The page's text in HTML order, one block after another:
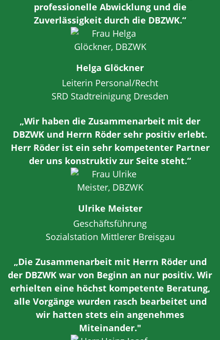
professionelle Abwicklung und die
Zuverlässigkeit durch die DBZWK.“
Helga Glöckner
Leiterin Personal/Recht
SRD Stadtreinigung Dresden
„Wir haben die Zusammenarbeit mit der
DBZWK und Herrn Röder sehr positiv erlebt.
Herr Röder ist ein sehr kompetenter Partner
der uns konstruktiv zur Seite steht.“
Ulrike Meister
Geschäftsführung
Sozialstation Mittlerer Breisgau
„Die Zusammenarbeit mit Herrn Röder und
der DBZWK war von Beginn an nur positiv. Wir
erhielten eine höchst kompetente Beratung,
alle Vorgänge wurden rasch bearbeitet und
wir hatten stets ein angenehmes
Miteinander."